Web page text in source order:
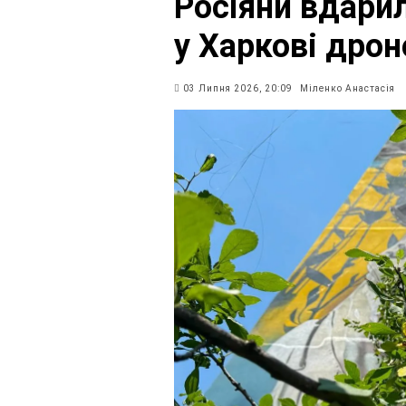
у Харкові
03 Липня 2026, 20:09 Міленко Анастасія